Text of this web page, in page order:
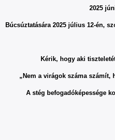
2025
Búcsúztatására 2025 július 12-én,
Kérik, hogy aki
„Nem a virágok száma
A stég befogadóképessége